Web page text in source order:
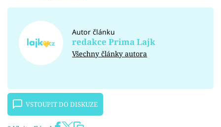
Autor článku
redakce Prima Lajk
Všechny články autora
VSTOUPIT DO DISKUZE